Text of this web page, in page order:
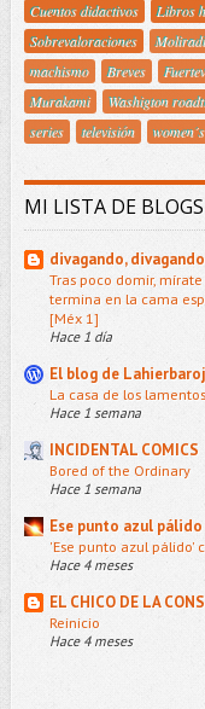
Cuentos didactivos
Libros
Sobrevaloraciones
machismo
Breves
Murakami
Washigton
series
televisión
MI LISTA DE BLOGS
divagando,
Tras poco domir,
termina en la cama
[Méx 1]
Hace 1 día
El blog de
La casa de los
Hace 1 semana
INCIDENTAL COMICS
Bored of the Ordinary
Hace 1 semana
Ese punto azul
'Ese punto azul pálido'
Hace 4 meses
EL CHICO DE LA
Reinicio
Hace 4 meses